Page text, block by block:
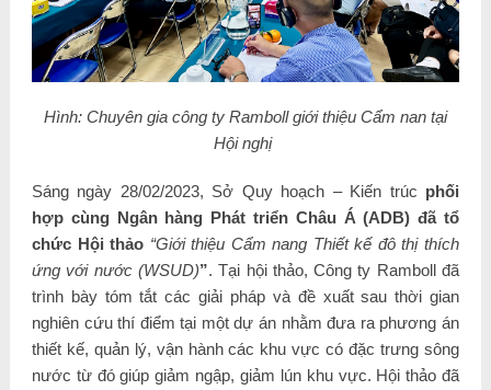
Hình: Chuyên gia công ty Ramboll giới thiệu Cẩm nan tại
Hội nghị
Sáng ngày 28/02/2023, Sở Quy hoạch – Kiến trúc phối
hợp cùng Ngân hàng Phát triển Châu Á (ADB) đã tổ
chức Hội thảo “Giới thiệu Cẩm nang Thiết kế đô thị thích
ứng với nước (WSUD)”. Tại hội thảo, Công ty Ramboll đã
trình bày tóm tắt các giải pháp và đề xuất sau thời gian
nghiên cứu thí điểm tại một dự án nhằm đưa ra phương án
thiết kế, quản lý, vận hành các khu vực có đặc trưng sông
nước từ đó giúp giảm ngập, giảm lún khu vực. Hội thảo đã